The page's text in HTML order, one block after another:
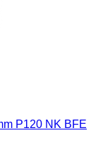
P120 NK BFE